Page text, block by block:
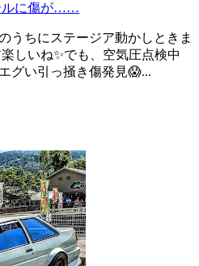
ルに傷が……
うちにステージア動かしときま
しいね✨でも、空気圧点検中
グい引っ掻き傷発見😱...